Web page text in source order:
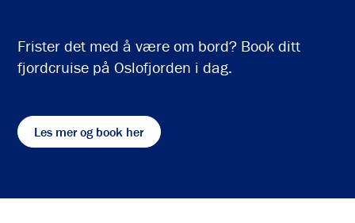
Frister det med å være om bord? Book ditt
fjordcruise på Oslofjorden i dag.
Les mer og book her